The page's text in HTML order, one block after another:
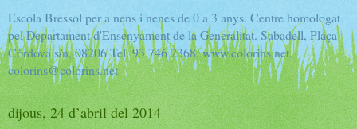
Escola Bressol per a nens i nenes de 0 a 3 anys. Centre homologat
pel Departament d'Ensenyament de la Generalitat. Sabadell, Plaça
Còrdova s/n, 08206 Tel. 93 746 2368, www.colorins.net,
colorins@colorins.net
dijous, 24 d’abril del 2014